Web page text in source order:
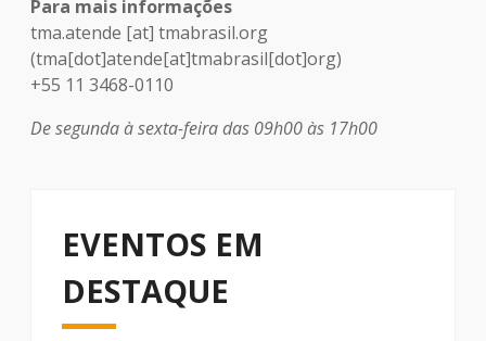
Para mais informações
tma.atende [at] tmabrasil.org
(tma[dot]atende[at]tmabrasil[dot]org)
+55 11 3468-0110
De segunda à sexta-feira das 09h00 às 17h00
EVENTOS EM
DESTAQUE